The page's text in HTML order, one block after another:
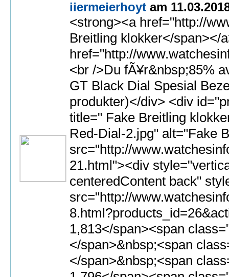
iiermeierhoyt am
<strong><a href="http://www.watchesinfo.me/no/">hÃ¸y kvalitet kopi klokker for menn</a></strong> |